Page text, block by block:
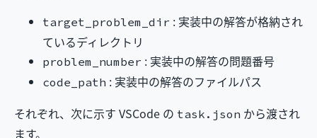
target_problem_dir : 実装中の解答が格納され
ているディレクトリ
problem_number : 実装中の解答の問題番号
code_path : 実装中の解答のファイルパス
それぞれ、次に示す VSCode の task.json から渡され
ます。